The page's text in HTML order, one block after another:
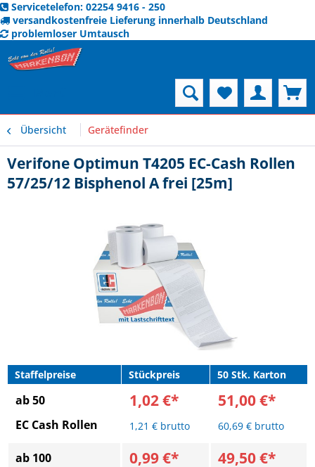
Servicetelefon: 02254 9416 - 250
versandkostenfreie Lieferung innerhalb Deutschland
problemloser Umtausch
Übersicht Gerätefinder
Verifone Optimun T4205 EC-Cash Rollen
57/25/12 Bisphenol A frei [25m]
Staffelpreise Stückpreis 50 Stk. Karton
ab 50
EC Cash Rollen
1,02 €*
1,21 € brutto
51,00 €*
60,69 € brutto
ab 100
0,99 €* 49,50 €*